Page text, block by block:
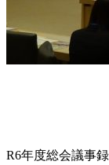
R6年度総会議事